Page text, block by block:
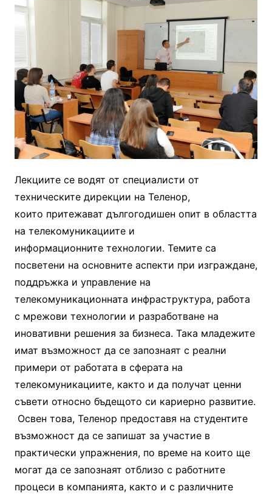
Лекциите се водят от специалисти от
техническите дирекции на Теленор,
които притежават дългогодишен опит в областта
на телекомуникациите и
информационните технологии. Темите са
посветени на основните аспекти при изграждане,
поддръжка и управление на
телекомуникационната инфраструктура, работа
с мрежови технологии и разработване на
иновативни решения за бизнеса. Така младежите
имат възможност да се запознаят с реални
примери от работата в сферата на
телекомуникациите, както и да получат ценни
съвети относно бъдещото си кариерно развитие.
Освен това, Теленор предоставя на студентите
възможност да се запишат за участие в
практически упражнения, по време на които ще
могат да се запознаят отблизо с работните
процеси в компанията, както и с различните